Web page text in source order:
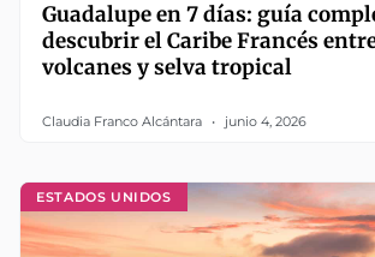
Guadalupe en 7 días: guía
descubrir el Caribe Francés
volcanes y selva tropical
Claudia Franco Alcántara junio 4, 2026
ESTADOS UNIDOS